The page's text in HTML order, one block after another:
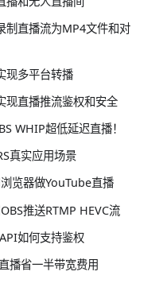
制直播流为MP4文件和对
现多平台转播
现直播推流鉴权和安全
WHIP超低延迟直播！
真实应用场景
览器做YouTube直播
推送RTMP HEVC流
如何支持鉴权
播省一半带宽费用